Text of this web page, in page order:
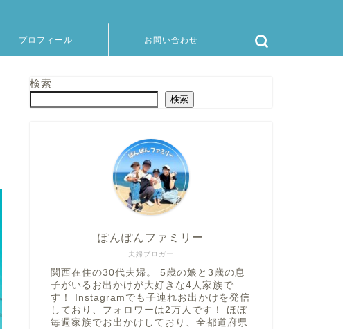
プロフィール お問い合わせ
検索
検索
夫婦ブロガー
ぽんぽんファミリー
関西在住の30代夫婦。 5歳の娘と3歳の息
子がいるお出かけが大好きな4人家族で
す！ Instagramでも子連れお出かけを発信
しており、フォロワーは2万人です！ ほぼ
毎週家族でお出かけしており、全都道府県